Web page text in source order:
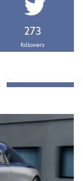
273
followers